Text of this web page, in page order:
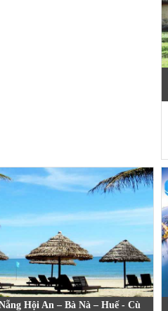
Hội An – Bà Nà – Huế - Cù